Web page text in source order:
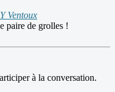
Ventoux
paire de grolles !
à la conversation.